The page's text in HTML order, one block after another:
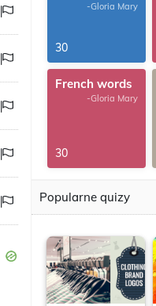
-Gloria Mary
30
French words
-Gloria Mary
30
Popularne quizy